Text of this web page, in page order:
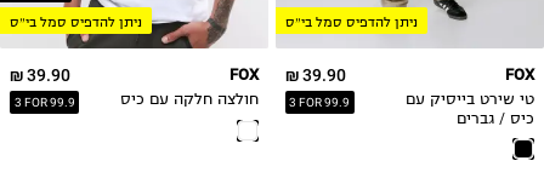
ניתן להדפיס סמל בי״ס
39.90 ₪
3 FOR 99.9
FOX
טי שירט בייסיק עם
כיס / גברים
ניתן להדפיס סמל בי״ס
39.90 ₪
3 FOR 99.9
FOX
חולצה חלקה עם כיס